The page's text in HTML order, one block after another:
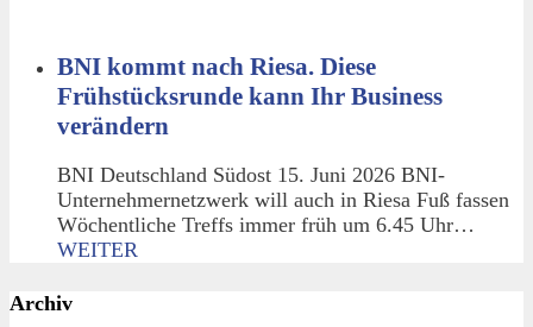
BNI kommt nach Riesa. Diese
Frühstücksrunde kann Ihr Business
verändern
BNI Deutschland Südost 15. Juni 2026 BNI-
Unternehmernetzwerk will auch in Riesa Fuß fassen
Wöchentliche Treffs immer früh um 6.45 Uhr…
WEITER
Archiv